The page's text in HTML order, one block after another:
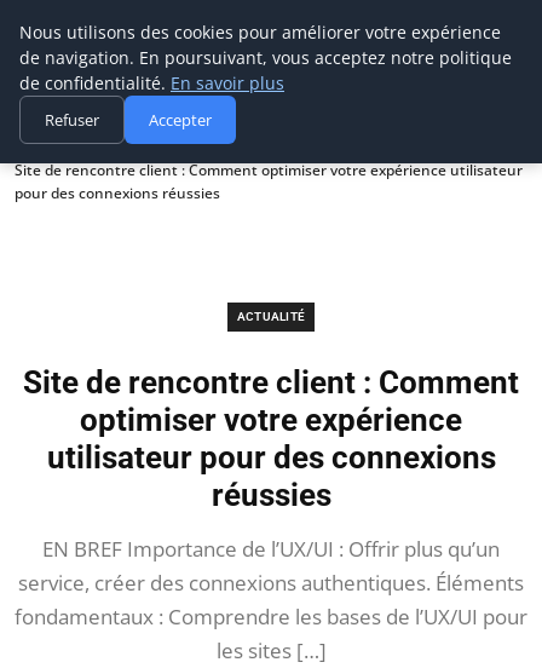
Prospection Pro
Accueil
Actualité
Site de rencontre client : Comment optimiser votre expérience utilisateur
pour des connexions réussies
ACTUALITÉ
Site de rencontre client : Comment
optimiser votre expérience
utilisateur pour des connexions
réussies
EN BREF Importance de l’UX/UI : Offrir plus qu’un
service, créer des connexions authentiques. Éléments
fondamentaux : Comprendre les bases de l’UX/UI pour
les sites […]
Nous utilisons des cookies pour améliorer votre expérience
de navigation. En poursuivant, vous acceptez notre politique
de confidentialité. En savoir plus
Refuser Accepter